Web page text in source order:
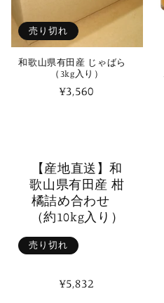
売り切れ
和歌山県有田産 じゃばら
（3kg入り）
通
¥3,560
【産地直送】和
歌山県有田産 柑
橘詰め合わせ
（約10kg入り）
売り切れ
通
¥5,832